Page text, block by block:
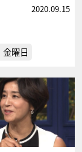
2020.09.15
曜日